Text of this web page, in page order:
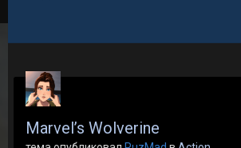
Marvel’s Wolverine